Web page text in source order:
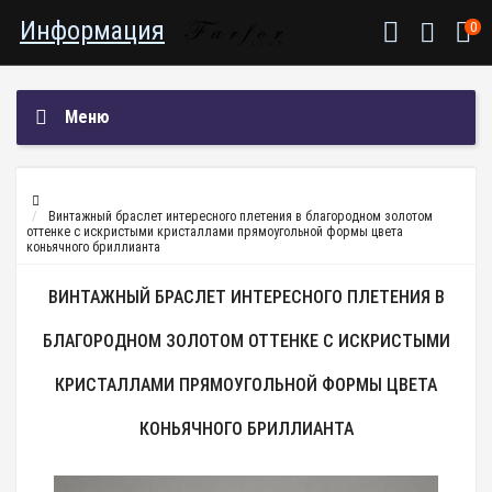
Информация 0
Меню
Винтажный браслет интересного плетения в благородном золотом
оттенке с искристыми кристаллами прямоугольной формы цвета
коньячного бриллианта
ВИНТАЖНЫЙ БРАСЛЕТ ИНТЕРЕСНОГО ПЛЕТЕНИЯ В
БЛАГОРОДНОМ ЗОЛОТОМ ОТТЕНКЕ С ИСКРИСТЫМИ
КРИСТАЛЛАМИ ПРЯМОУГОЛЬНОЙ ФОРМЫ ЦВЕТА
КОНЬЯЧНОГО БРИЛЛИАНТА